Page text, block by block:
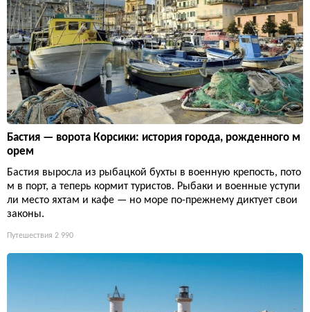
Бастия — ворота Корсики: история города, рожденного м
орем
Бастия выросла из рыбацкой бухты в военную крепость, пото
м в порт, а теперь кормит туристов. Рыбаки и военные уступи
ли место яхтам и кафе — но море по-прежнему диктует свои
законы.
Путешествия 2 990